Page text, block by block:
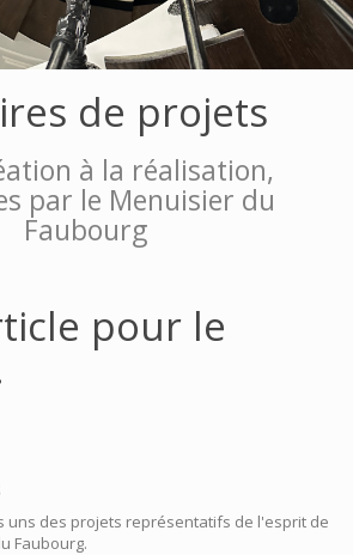
de projets
à la réalisation,
par le Menuisier du
Faubourg
pour le
uns des projets représentatifs de l'esprit de
Faubourg.